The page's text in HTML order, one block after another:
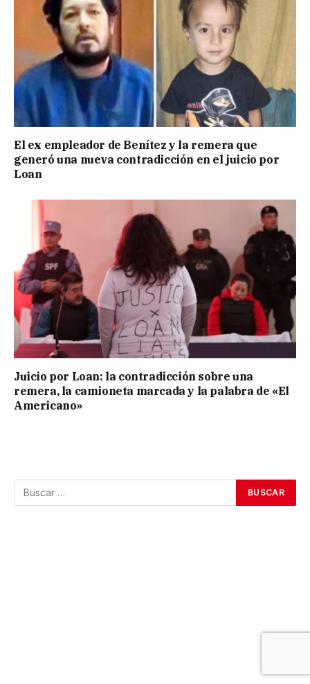
El ex empleador de Benítez y la remera que
generó una nueva contradicción en el juicio por
Loan
Juicio por Loan: la contradicción sobre una
remera, la camioneta marcada y la palabra de «El
Americano»